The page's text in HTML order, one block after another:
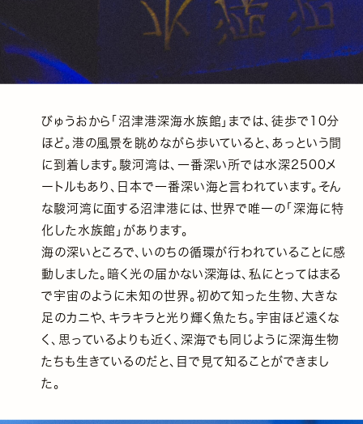
びゅうおから「沼津港深海水族館」までは、徒歩で10分
ほど。港の風景を眺めながら歩いていると、あっという間
に到着します。駿河湾は、一番深い所では水深2500メ
ートルもあり、日本で一番深い海と言われています。そん
な駿河湾に面する沼津港には、世界で唯一の「深海に特
化した水族館」があります。
海の深いところで、いのちの循環が行われていることに感
動しました。暗く光の届かない深海は、私にとってはまる
で宇宙のように未知の世界。初めて知った生物、大きな
足のカニや、キラキラと光り輝く魚たち。宇宙ほど遠くな
く、思っているよりも近く、深海でも同じように深海生物
たちも生きているのだと、目で見て知ることができまし
た。